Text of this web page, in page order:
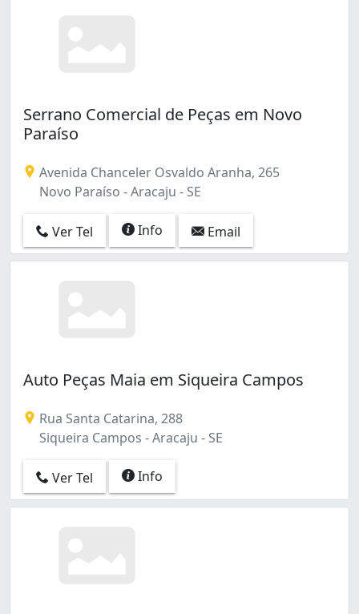
Serrano Comercial de Peças em Novo
Paraíso
Avenida Chanceler Osvaldo Aranha, 265
Novo Paraíso - Aracaju - SE
Ver Tel Info Email
Auto Peças Maia em Siqueira Campos
Rua Santa Catarina, 288
Siqueira Campos - Aracaju - SE
Ver Tel Info